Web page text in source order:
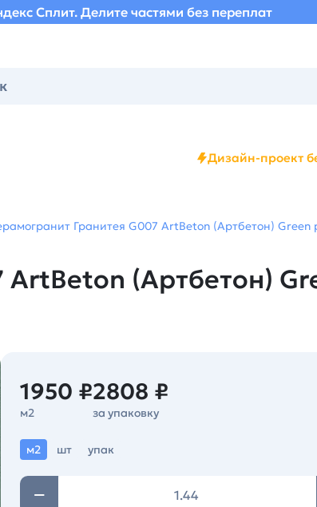
Сплит. Делите частями без переплат
Дизайн-проект
Гранитея G007 ArtBeton (Артбетон)
(Артбетон)
1950 ₽
м2
2808 ₽
за упаковку
м2 шт упак